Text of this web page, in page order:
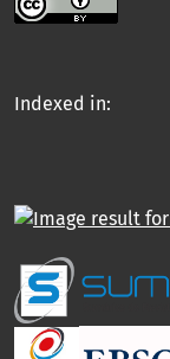
Indexed in: